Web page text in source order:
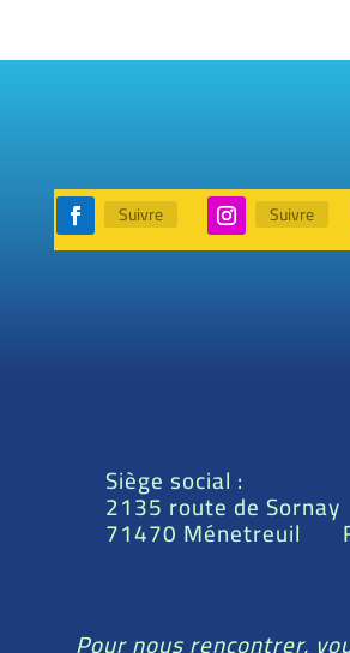
Suivre Suivre
Siège social :
2135 route de Sornay
71470 Ménetreuil
Pour nous rencontrer,